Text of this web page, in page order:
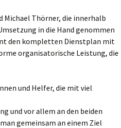
Michael Thörner, die innerhalb
in die Hand genommen
den kompletten Dienstplan mit
organisatorische Leistung, die
und Helfer, die mit viel
und vor allem an den beiden
gemeinsam an einem Ziel